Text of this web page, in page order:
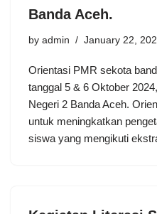
Banda Aceh.
by admin January 22,
Orientasi PMR sekota
tanggal 5 & 6 Oktober
Negeri 2 Banda Aceh.
untuk meningkatkan
siswa yang mengikuti